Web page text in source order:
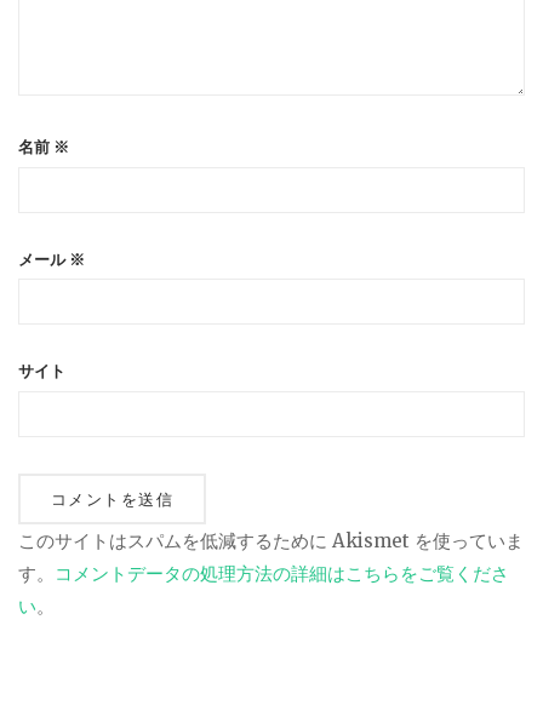
名前 ※
メール ※
サイト
このサイトはスパムを低減するために Akismet を使っていま
す。
コメントデータの処理方法の詳細はこちらをご覧くださ
い。